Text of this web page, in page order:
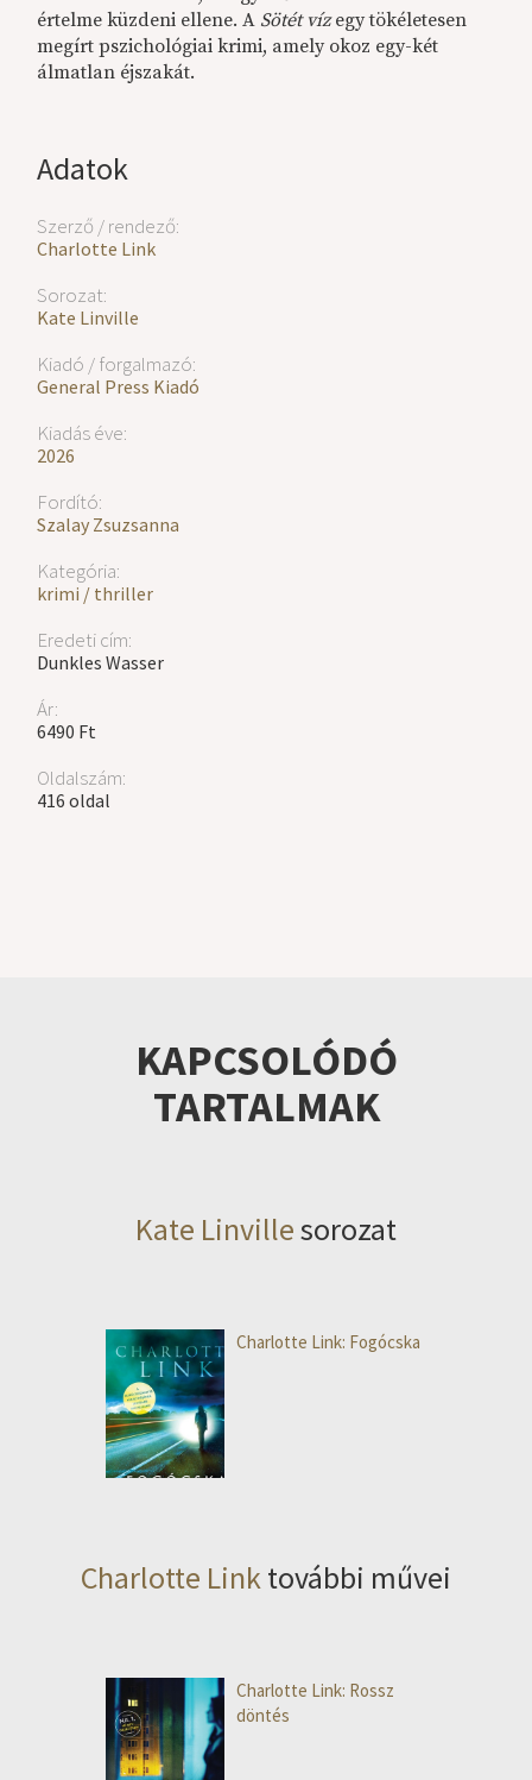
Adatok
Szerző / rendező:
Charlotte Link
Sorozat:
Kate Linville
Kiadó / forgalmazó:
General Press Kiadó
Kiadás éve:
2026
Fordító:
Szalay Zsuzsanna
Kategória:
krimi / thriller
Eredeti cím:
Dunkles Wasser
Ár:
6490 Ft
Oldalszám:
416 oldal
értelme küzdeni ellene. A Sötét vízegy tökéletesen
megírt pszichológiai krimi, amely okoz egy-két
álmatlan éjszakát.
KAPCSOLÓDÓ
TARTALMAK
Kate Linvillesorozat
Charlotte Link: Fogócska
Charlotte Linktovábbi művei
Charlotte Link: Rossz
döntés